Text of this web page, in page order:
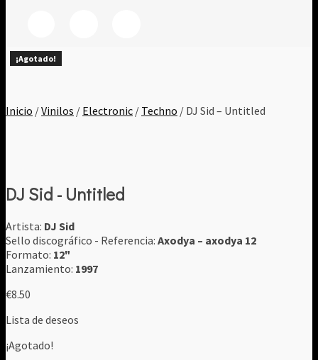
Inicio /Vinilos / Electronic / Techno / DJ Sid – Untitled
¡Agotado!
DJ Sid - Untitled
Artista: DJ Sid
Sello discográfico - Referencia: Axodya ‎– axodya 12
Formato: 12"
Lanzamiento: 1997
€8.50
Lista de deseos
¡Agotado!
¡Agotado!
¡Agotado!
¡Agotado!
¡Agotado!
¡Agotado!
¡Agotado!